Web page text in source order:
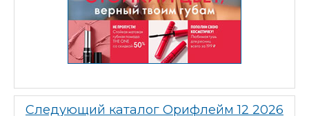
Следующий каталог Орифлейм 12 2026